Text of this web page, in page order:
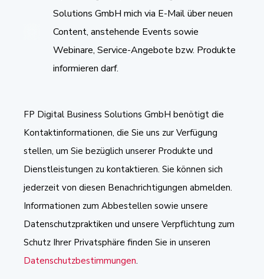
Solutions GmbH mich via E-Mail über neuen
Content, anstehende Events sowie
Webinare, Service-Angebote bzw. Produkte
informieren darf.
FP Digital Business Solutions GmbH benötigt die
Kontaktinformationen, die Sie uns zur Verfügung
stellen, um Sie bezüglich unserer Produkte und
Dienstleistungen zu kontaktieren. Sie können sich
jederzeit von diesen Benachrichtigungen abmelden.
Informationen zum Abbestellen sowie unsere
Datenschutzpraktiken und unsere Verpflichtung zum
Schutz Ihrer Privatsphäre finden Sie in unseren
Datenschutzbestimmungen.